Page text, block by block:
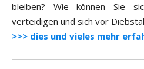
bleiben? Wie können Sie
verteidigen und sich vor
>>> dies und vieles mehr